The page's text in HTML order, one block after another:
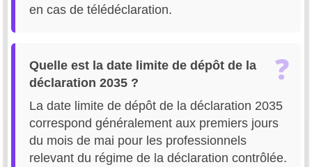
en cas de télédéclaration.
Quelle est la date limite de dépôt de la
déclaration 2035 ?
La date limite de dépôt de la déclaration 2035
correspond généralement aux premiers jours
du mois de mai pour les professionnels
relevant du régime de la déclaration contrôlée.